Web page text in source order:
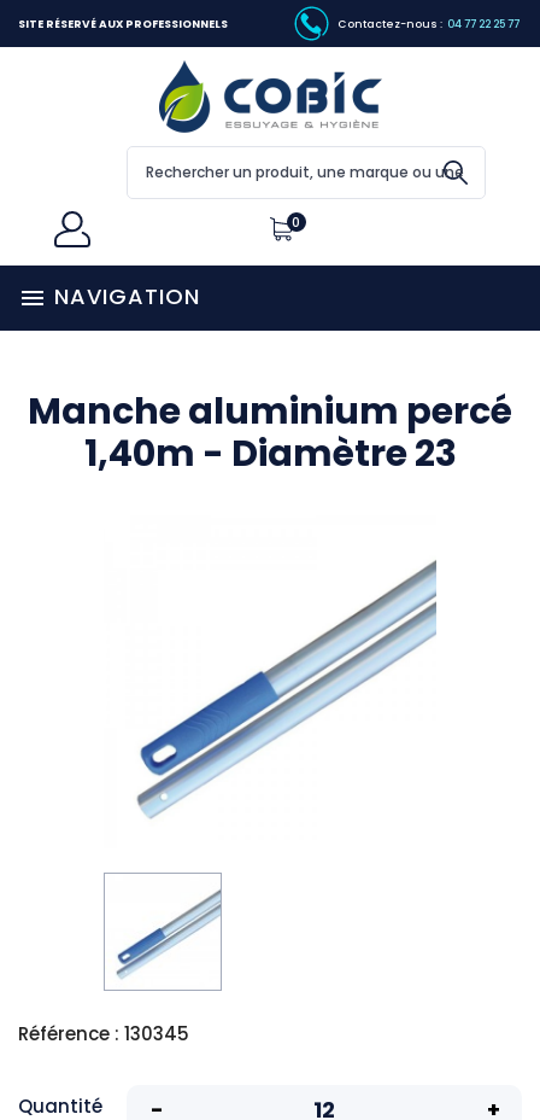
SITE RÉSERVÉ AUX PROFESSIONNELS Contactez-nous : 04 77 22 25 77
0
 NAVIGATION
Manche aluminium percé
1,40m - Diamètre 23
Référence : 130345
Quantité